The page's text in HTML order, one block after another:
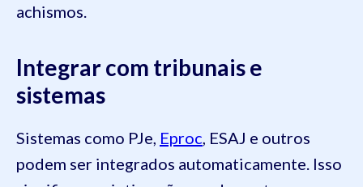
achismos.
Integrar com tribunais e
sistemas
Sistemas como PJe, Eproc , ESAJ e outros
podem ser integrados automaticamente. Isso